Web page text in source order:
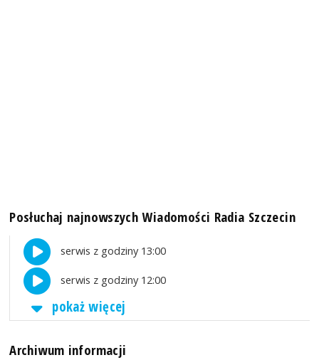
Posłuchaj najnowszych Wiadomości Radia Szczecin
serwis z godziny 13:00
serwis z godziny 12:00
pokaż więcej
Archiwum informacji